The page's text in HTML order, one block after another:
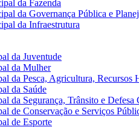
da Fazenda
da Governança Pública e
da Infraestrutura
da Juventude
da Mulher
da Pesca, Agricultura, Recursos
da Saúde
da Segurança, Trânsito e Defesa
de Conservação e Serviços
de Esporte